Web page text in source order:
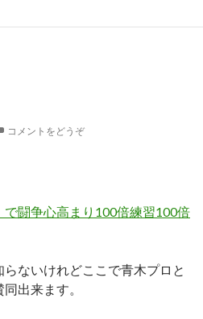
コメントをどうぞ
闘争心高まり100倍練習100倍
ないけれどここで青木プロと
出来ます。